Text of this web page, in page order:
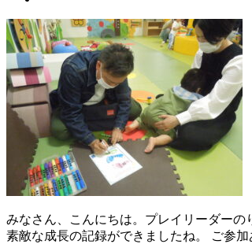
みなさん、こんにちは。プレイリーダー
素敵な成長の記録ができましたね。 ご参